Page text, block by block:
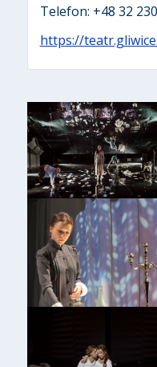
Telefon: +48 32
https://